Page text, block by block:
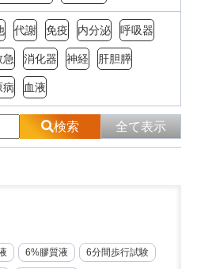
代謝 免疫 内分泌 呼吸器
急 消化器 神経 肝胆膵
病 血液
検索 全て表示
6%膠質液 6分間歩行試験